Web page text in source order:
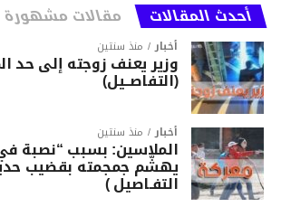
أحدث المقالات مقالات مشهورة
أخبار منذ سنتين
وزير يعنف زوجته إلى حد
(التفاصــيل)
أخبار منذ سنتين
الملاسين: بسبب “نصبة
يهشّم جمجمته بقضيب
التفـاصيل )